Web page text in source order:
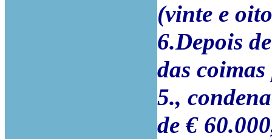
(vinte e
6.Depois
das
5.,
de €